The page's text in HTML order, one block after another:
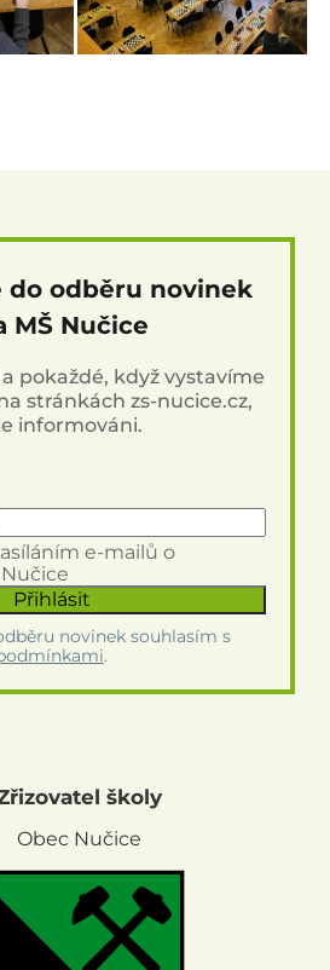
do odběru novinek
MŠ Nučice
pokaždé, když vystavíme
stránkách zs-nucice.cz,
informováni.
e-mailů o
novinek souhlasím s
.
školy
Obec Nučice